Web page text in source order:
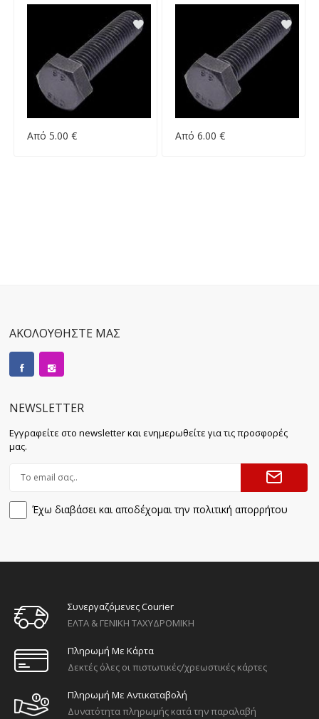
Από 5.00 € Από 6.00 €
ΑΚΟΛΟΥΘΗΣΤΕ ΜΑΣ
NEWSLETTER
Εγγραφείτε στο newsletter και ενημερωθείτε για τις προσφορές
μας.
Έχω διαβάσει και αποδέχομαι την πολιτική απορρήτου
Συνεργαζόμενες Courier
ΕΛΤΑ & ΓΕΝΙΚΗ ΤΑΧΥΔΡΟΜΙΚΗ
Πληρωμή Με Κάρτα
Δεκτές όλες οι πιστωτικές/χρεωστικές κάρτες
Πληρωμή Με Αντικαταβολή
Δυνατότητα πληρωμής κατά την παραλαβή